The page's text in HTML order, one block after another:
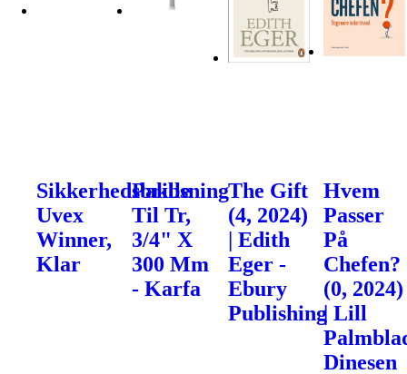
Sikkerhedsbrille
Uvex
Winner,
Klar
Pakbsning
Til Tr,
3/4" X
300 Mm
- Karfa
The Gift
(4, 2024)
| Edith
Eger -
Ebury
Publishing
Hvem
Passer
På
Chefen?
(0, 2024)
| Lill
Dinesen